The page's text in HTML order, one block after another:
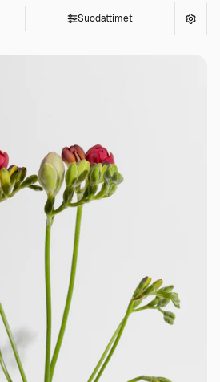
Suodattimet